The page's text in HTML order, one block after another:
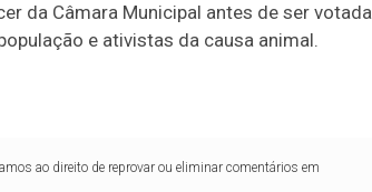
da Câmara Municipal antes de ser
e ativistas da causa animal.
ao direito de reprovar ou eliminar comentários em